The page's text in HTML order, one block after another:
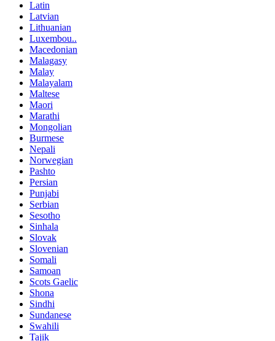
Latin
Latvian
Lithuanian
Luxembou..
Macedonian
Malagasy
Malay
Malayalam
Maltese
Maori
Marathi
Mongolian
Burmese
Nepali
Norwegian
Pashto
Persian
Punjabi
Serbian
Sesotho
Sinhala
Slovak
Slovenian
Somali
Samoan
Scots Gaelic
Shona
Sindhi
Sundanese
Swahili
Tajik